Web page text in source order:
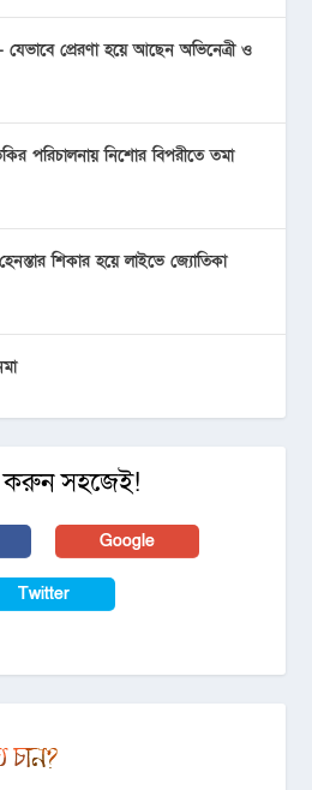
প্রেরণা হয়ে আছেন অভিনেত্রী ও
পরিচালনায় নিশোর বিপরীতে তমা
শিকার হয়ে লাইভে জ্যোতিকা
করুন সহজেই!
Google
Twitter